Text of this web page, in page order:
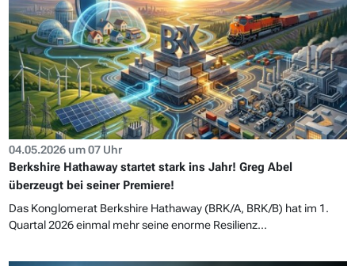
04.05.2026 um 07 Uhr
Berkshire Hathaway startet stark ins Jahr! Greg Abel
überzeugt bei seiner Premiere!
Das Konglomerat Berkshire Hathaway (BRK/A, BRK/B) hat im 1.
Quartal 2026 einmal mehr seine enorme Resilienz...